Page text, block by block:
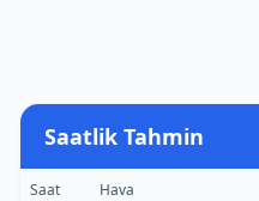
Saatlik Tahmin
Saat Hava